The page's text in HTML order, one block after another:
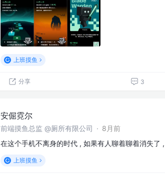
上班摸鱼
分享 3
安倔霓尔
前端摸鱼总监 @厕所有限公司 · 8月前
在这个手机不离身的时代 , 如果有人聊着聊着消失了
上班摸鱼